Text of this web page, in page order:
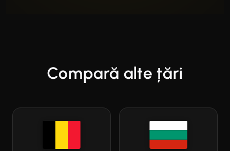
Compară alte țări